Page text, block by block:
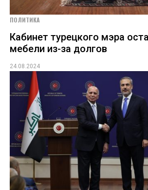
ПОЛИТИКА
Кабинет турецкого мэра
мебели из-за долгов
24.08.2024